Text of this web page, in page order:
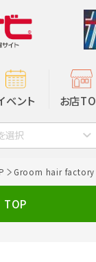
ベント お店
選択
Groom hair factory
TOP